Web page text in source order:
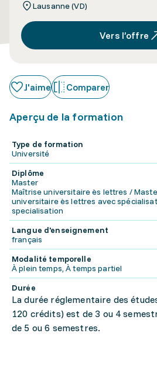
Lausanne (VD)
Vers l’offre
J'aime Comparer
Aperçu de la formation
Type de formation
Université
Diplôme
Master
Maîtrise universitaire ès lettres /
universitaire ès lettres avec
specialisation
Langue d'enseignement
français
Modalité temporelle
À plein temps, À temps partiel
Durée
La durée réglementaire des
120 crédits) est de 3 ou 4
de 5 ou 6 semestres.